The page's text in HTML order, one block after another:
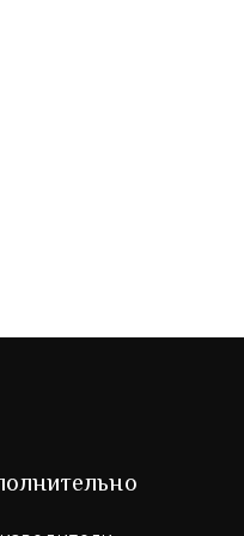
сервис и